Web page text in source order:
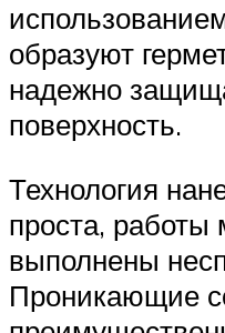
образуют
надежно
поверхность.
Технология
проста, работы
выполнены
Проникающие